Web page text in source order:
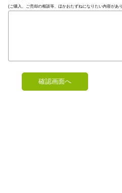
(ご購入、ご売却の相談等、ほかおたずねになりたい内容があ